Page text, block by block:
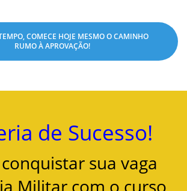
COMECE HOJE MESMO O CAMINHO
RUMO À APROVAÇÃO!
de Sucesso!
sua vaga
Militar com o curso